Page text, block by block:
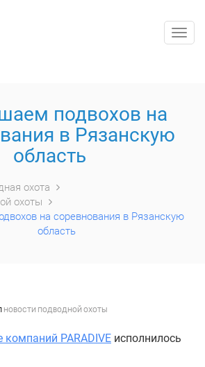
подвохов на
в Рязанскую
область
охота
охоты
на соревнования в Рязанскую
область
НОВОСТИ ПОДВОДНОЙ ОХОТЫ
компаний PARADIVE исполнилось